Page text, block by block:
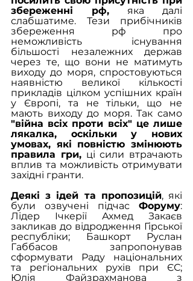
збереженні рф, яка далі
слабшатиме. Тези прибічників
збереження рф про
неможливість існування
більшості незалежних держав
через те, що вони не матимуть
виходу до моря, спростовуються
наявністю великої кількості
прикладів цілком успішних країн
у Європі, та не тільки, що не
"війна всіх проти всіх" це лише
лякалка, оскільки у нових
умовах, які повністю змінюють
правила гри, ці сили втрачають
вплив та можливість отримувати
західні гранти.
Деякі з ідей та пропозицій, які
були озвучені підчас Форуму:
Лідер Ічкерії Ахмед Закаєв
закликав до відродження Гірської
республіки; Башкорт Руслан
Габбасов запропонував
сформувати Раду національних
та регіональних рухів при ЄС;
Юлія Файзрахманова з